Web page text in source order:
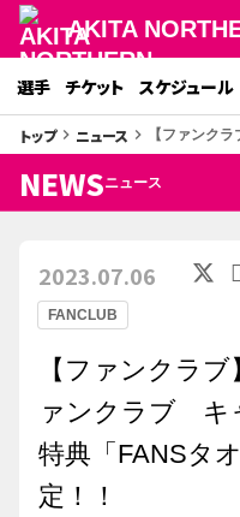
AKITA
選手 チケット スケジュール
トップkeyboard_arrow_right ニュース keyboard_arrow_right 【ファンク
NEWSニュース
FANCLUB
2023.07.06
【ファンクラ
ァンクラブ キ
特典「FANSタ
定！！